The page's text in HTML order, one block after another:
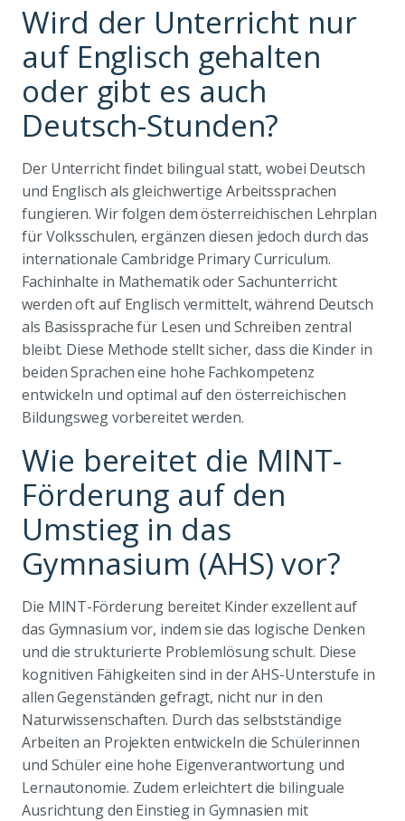
Wird der Unterricht nur
auf Englisch gehalten
oder gibt es auch
Deutsch-Stunden?
Der Unterricht findet bilingual statt, wobei Deutsch
und Englisch als gleichwertige Arbeitssprachen
fungieren. Wir folgen dem österreichischen Lehrplan
für Volksschulen, ergänzen diesen jedoch durch das
internationale Cambridge Primary Curriculum.
Fachinhalte in Mathematik oder Sachunterricht
werden oft auf Englisch vermittelt, während Deutsch
als Basissprache für Lesen und Schreiben zentral
bleibt. Diese Methode stellt sicher, dass die Kinder in
beiden Sprachen eine hohe Fachkompetenz
entwickeln und optimal auf den österreichischen
Bildungsweg vorbereitet werden.
Wie bereitet die MINT-
Förderung auf den
Umstieg in das
Gymnasium (AHS) vor?
Die MINT-Förderung bereitet Kinder exzellent auf
das Gymnasium vor, indem sie das logische Denken
und die strukturierte Problemlösung schult. Diese
kognitiven Fähigkeiten sind in der AHS-Unterstufe in
allen Gegenständen gefragt, nicht nur in den
Naturwissenschaften. Durch das selbstständige
Arbeiten an Projekten entwickeln die Schülerinnen
und Schüler eine hohe Eigenverantwortung und
Lernautonomie. Zudem erleichtert die bilinguale
Ausrichtung den Einstieg in Gymnasien mit